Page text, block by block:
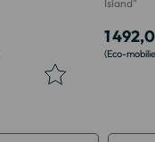
Island"
1